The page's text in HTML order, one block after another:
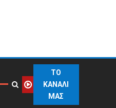
ΤΟ
ΚΑΝΑΛΙ
ΜΑΣ